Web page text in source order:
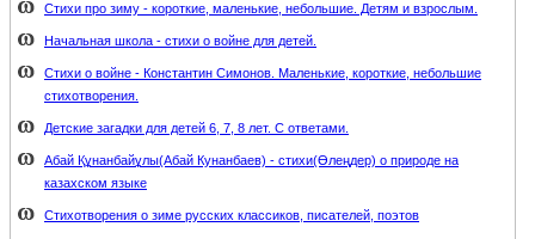
Стихи про зиму - короткие, маленькие, небольшие. Детям и взрослым.
Начальная школа - стихи о войне для детей.
Стихи о войне - Константин Симонов. Маленькие, короткие, небольшие
стихотворения.
Детские загадки для детей 6, 7, 8 лет. С ответами.
Абай Құнанбайұлы(Абай Кунанбаев) - стихи(Өлеңдер) о природе на
казахском языке
Стихотворения о зиме русских классиков, писателей, поэтов